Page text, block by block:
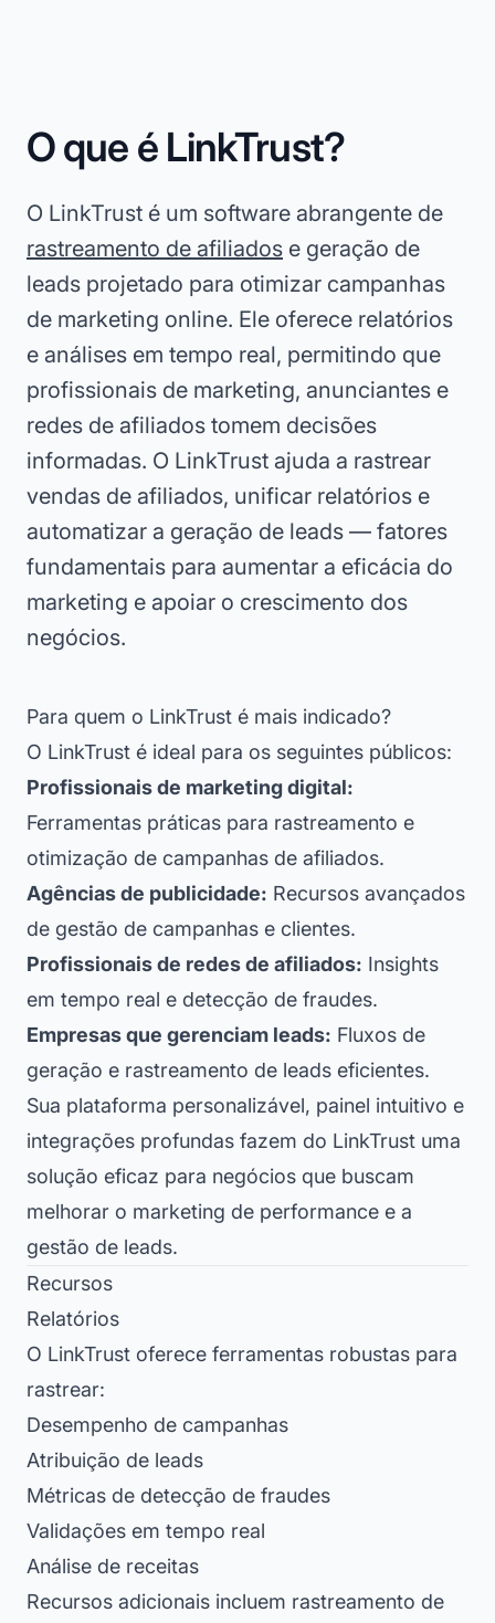
O que é LinkTrust?
O LinkTrust é um software abrangente de
rastreamento de afiliados e geração de
leads projetado para otimizar campanhas
de marketing online. Ele oferece relatórios
e análises em tempo real, permitindo que
profissionais de marketing, anunciantes e
redes de afiliados tomem decisões
informadas. O LinkTrust ajuda a rastrear
vendas de afiliados, unificar relatórios e
automatizar a geração de leads — fatores
fundamentais para aumentar a eficácia do
marketing e apoiar o crescimento dos
negócios.
Para quem o LinkTrust é mais indicado?
O LinkTrust é ideal para os seguintes públicos:
Profissionais de marketing digital:
Ferramentas práticas para rastreamento e
otimização de campanhas de afiliados.
Agências de publicidade: Recursos avançados
de gestão de campanhas e clientes.
Profissionais de redes de afiliados: Insights
em tempo real e detecção de fraudes.
Empresas que gerenciam leads: Fluxos de
geração e rastreamento de leads eficientes.
Sua plataforma personalizável, painel intuitivo e
integrações profundas fazem do LinkTrust uma
solução eficaz para negócios que buscam
melhorar o marketing de performance e a
gestão de leads.
Recursos
Relatórios
O LinkTrust oferece ferramentas robustas para
rastrear:
Desempenho de campanhas
Atribuição de leads
Métricas de detecção de fraudes
Validações em tempo real
Análise de receitas
Recursos adicionais incluem rastreamento de